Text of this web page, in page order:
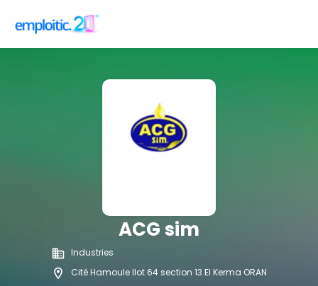
ACG sim
Industries
Cité Hamoule Ilot 64 section 13 El Kerma ORAN